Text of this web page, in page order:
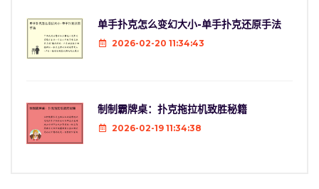
单手扑克怎么变幻大小-单手扑克还原手法
2026-02-20 11:34:43
制制霸牌桌：扑克拖拉机致胜秘籍
2026-02-19 11:34:38